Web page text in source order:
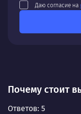
Даю согласие на
Почему стоит
Ответов: 5